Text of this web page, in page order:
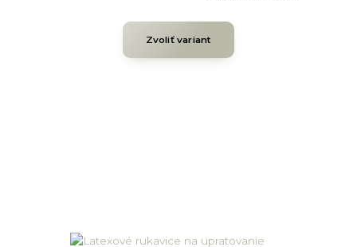
Zvoliť variant